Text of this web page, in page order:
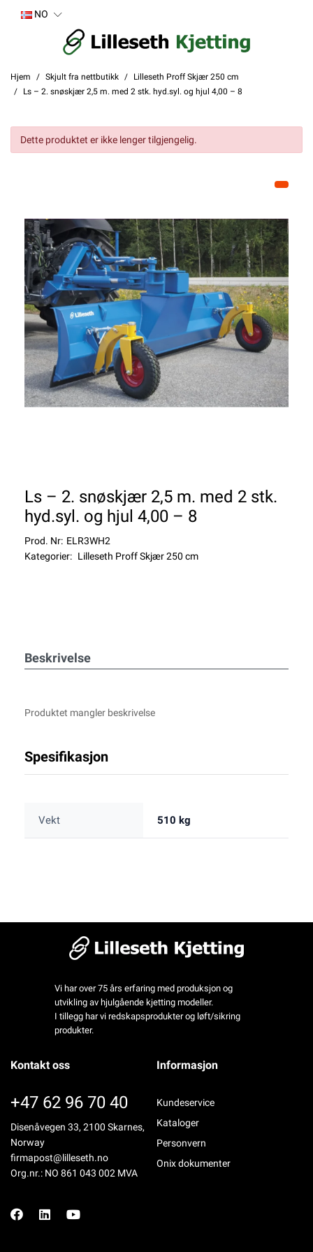
NO
Hjem Skjult fra nettbutikk
Lilleseth Proff Skjær 250 cm
Ls – 2. snøskjær 2,5 m. med 2 stk. hyd.syl. og hjul 4,00 – 8
Dette produktet er ikke lenger tilgjengelig.
Ls – 2. snøskjær 2,5 m. med 2 stk.
hyd.syl. og hjul 4,00 – 8
Prod. Nr: ELR3WH2
Kategorier: Lilleseth Proff Skjær 250 cm
Beskrivelse
Produktet mangler beskrivelse
Spesifikasjon
Vekt 510 kg
Vi har over 75 års erfaring med produksjon og
utvikling av hjulgående kjetting modeller.
I tillegg har vi redskapsprodukter og løft/sikring
produkter.
Kontakt oss
+47 62 96 70 40
Disenåvegen 33, 2100 Skarnes,
Norway
firmapost@lilleseth.no
Org.nr.: NO 861 043 002 MVA
Informasjon
Kundeservice
Kataloger
Personvern
Onix dokumenter